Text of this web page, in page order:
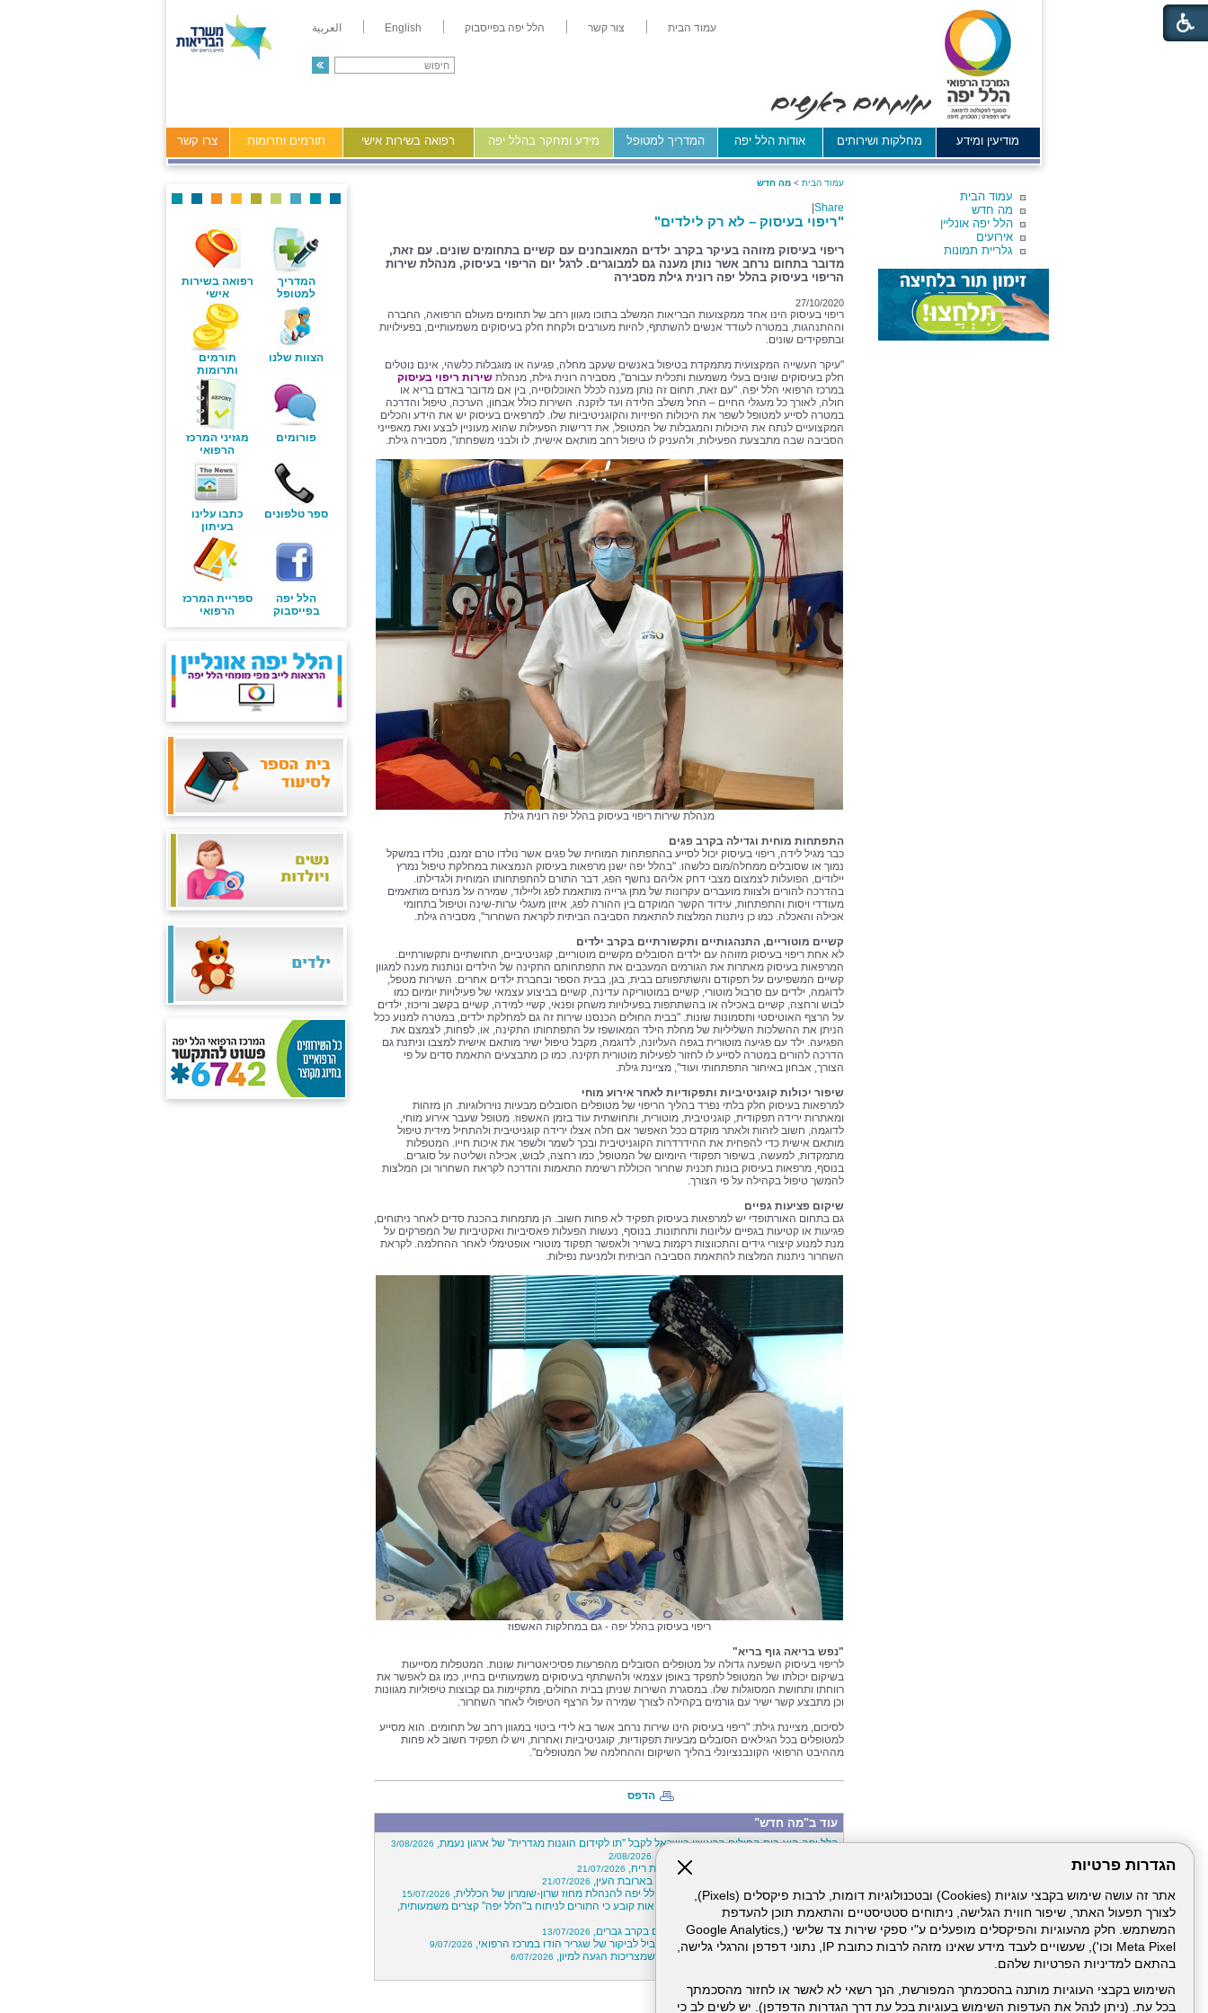
הגדרות פרטיות
אתר זה עושה שימוש בקבצי עוגיות (Cookies) ובטכנולוגיות דומות, לרבות פיקסלים (Pixels),
לצורך תפעול האתר, שיפור חווית הגלישה, ניתוחים סטטיסטיים והתאמת תוכן להעדפת
המשתמש. חלק מהעוגיות והפיקסלים מופעלים ע"י ספקי שירות צד שלישי (Google Analytics,
Meta Pixel וכו'), שעשויים לעבד מידע שאינו מזהה לרבות כתובת IP, נתוני דפדפן והרגלי גלישה,
בהתאם למדיניות הפרטיות שלהם.
השימוש בקבצי העוגיות מותנה בהסכמתך המפורשת, הנך רשאי לא לאשר או לחזור מהסכמתך
בכל עת. (ניתן לנהל את העדפות השימוש בעוגיות בכל עת דרך הגדרות הדפדפן). יש לשים לב כי
עמוד הבית צור קשר הלל יפה בפייסבוק English العربية
מודיעין ומידע מחלקות ושירותים אודות הלל יפה המדריך למטופל מידע ומחקר בהלל יפה רפואה בשירות אישי תורמים ותרומות צרו קשר
עמוד הבית
מה חדש
הלל יפה אונליין
אירועים
גלריית תמונות
עמוד הבית > מה חדש
Share
"ריפוי בעיסוק – לא רק לילדים"
ריפוי בעיסוק מזוהה בעיקר בקרב ילדים המאובחנים עם קשיים בתחומים שונים. עם זאת,
מדובר בתחום נרחב אשר נותן מענה גם למבוגרים. לרגל יום הריפוי בעיסוק, מנהלת שירות
הריפוי בעיסוק בהלל יפה רונית גילת מסבירה
27/10/2020
ריפוי בעיסוק הינו אחד ממקצועות הבריאות המשלב בתוכו מגוון רחב של תחומים מעולם הרפואה, החברה
וההתנהגות, במטרה לעודד אנשים להשתתף, להיות מעורבים ולקחת חלק בעיסוקים משמעותיים, בפעילויות
ובתפקידים שונים.
"עיקר העשייה המקצועית מתמקדת בטיפול באנשים שעקב מחלה, פגיעה או מוגבלות כלשהי, אינם נוטלים
חלק בעיסוקים שונים בעלי משמעות ותכלית עבורם", מסבירה רונית גילת, מנהלת שירות ריפוי בעיסוק
במרכז הרפואי הלל יפה. "עם זאת, תחום זה נותן מענה לכלל האוכלוסייה, בין אם מדובר באדם בריא או
חולה, לאורך כל מעגלי החיים – החל משלב הלידה ועד לזקנה. השירות כולל אבחון, הערכה, טיפול והדרכה
במטרה לסייע למטופל לשפר את היכולות הפיזיות והקוגניטיביות שלו. למרפאים בעיסוק יש את הידע והכלים
המקצועיים לנתח את היכולות והמגבלות של המטופל, את דרישות הפעילות שהוא מעוניין לבצע ואת מאפייני
הסביבה שבה מתבצעת הפעילות, ולהעניק לו טיפול רחב מותאם אישית, לו ולבני משפחתו", מסבירה גילת.
מנהלת שירות ריפוי בעיסוק בהלל יפה רונית גילת
התפתחות מוחית וגדילה בקרב פגים
כבר מגיל לידה, ריפוי בעיסוק יכול לסייע בהתפתחות המוחית של פגים אשר נולדו טרם זמנם, נולדו במשקל
נמוך או שסובלים ממחלה/מום כלשהו. "בהלל יפה ישנן מרפאות בעיסוק הנמצאות במחלקת טיפול נמרץ
יילודים, הפועלות לצמצום מצבי דחק אליהם נחשף הפג, דבר התורם להתפתחותו המוחית ולגדילתו.
בהדרכה להורים ולצוות מועברים עקרונות של מתן גרייה מותאמת לפג וליילוד, שמירה על מנחים מותאמים
מעודדי ויסות והתפתחות, עידוד הקשר המוקדם בין ההורה לפג, איזון מעגלי ערות-שינה וטיפול בתחומי
אכילה והאכלה. כמו כן ניתנות המלצות להתאמת הסביבה הביתית לקראת השחרור", מסבירה גילת.
קשיים מוטוריים, התנהגותיים ותקשורתיים בקרב ילדים
לא אחת ריפוי בעיסוק מזוהה עם ילדים הסובלים מקשיים מוטוריים, קוגניטיביים, תחושתיים ותקשורתיים.
המרפאות בעיסוק מאתרות את הגורמים המעכבים את התפתחותם התקינה של הילדים ונותנות מענה למגוון
קשיים המשפיעים על תפקודם והשתתפותם בבית, בגן, בבית הספר ובחברת ילדים אחרים. השירות מטפל,
לדוגמה, ילדים עם סרבול מוטורי, קשיים במוטוריקה עדינה, קשיים בביצוע עצמאי של פעילויות יומיום כמו
לבוש ורחצה, קשיים באכילה או בהשתתפות בפעילויות משחק ופנאי, קשיי למידה, קשיים בקשב וריכוז, ילדים
על הרצף האוטיסטי ותסמונות שונות. "בבית החולים הכנסנו שירות זה גם למחלקת ילדים, במטרה למנוע ככל
הניתן את ההשלכות השליליות של מחלת הילד המאושפז על התפתחותו התקינה, או, לפחות, לצמצם את
הפגיעה. ילד עם פגיעה מוטורית בגפה העליונה, לדוגמה, מקבל טיפול ישיר מותאם אישית למצבו וניתנת גם
הדרכה להורים במטרה לסייע לו לחזור לפעילות מוטורית תקינה. כמו כן מתבצעים התאמת סדים על פי
הצורך, אבחון באיחור התפתחותי ועוד", מציינת גילת.
שיפור יכולות קוגניטיביות ותפקודיות לאחר אירוע מוחי
למרפאות בעיסוק חלק בלתי נפרד בהליך הריפוי של מטופלים הסובלים מבעיות נוירולוגיות. הן מזהות
ומאתרות ירידה תפקודית, קוגניטיבית, מוטורית, ותחושתית עוד בזמן האשפוז. מטופל שעבר אירוע מוחי,
לדוגמה, חשוב לזהות ולאתר מוקדם ככל האפשר אם חלה אצלו ירידה קוגניטיבית ולהתחיל מידית טיפול
מותאם אישית כדי להפחית את ההידרדרות הקוגניטיבית ובכך לשמר ולשפר את איכות חייו. המטפלות
מתמקדות, למעשה, בשיפור תפקודי היומיום של המטופל, כמו רחצה, לבוש, אכילה ושליטה על סוגרים.
בנוסף, מרפאות בעיסוק בונות תכנית שחרור הכוללת רשימת התאמות והדרכה לקראת השחרור וכן המלצות
להמשך טיפול בקהילה על פי הצורך.
שיקום פציעות גפיים
גם בתחום האורתופדי יש למרפאות בעיסוק תפקיד לא פחות חשוב. הן מתמחות בהכנת סדים לאחר ניתוחים,
פגיעות או קטיעות בגפיים עליונות ותחתונות. בנוסף, נעשות הפעלות פאסיביות ואקטיביות של המפרקים על
מנת למנוע קיצורי גידים והתכווצות רקמות בשריר ולאפשר תפקוד מוטורי אופטימלי לאחר ההחלמה. לקראת
השחרור ניתנות המלצות להתאמת הסביבה הביתית ולמניעת נפילות.
ריפוי בעיסוק בהלל יפה - גם במחלקות האשפוז
"נפש בריאה גוף בריא"
לריפוי בעיסוק השפעה גדולה על מטופלים הסובלים מהפרעות פסיכיאטריות שונות. המטפלות מסייעות
בשיקום יכולתו של המטופל לתפקד באופן עצמאי ולהשתתף בעיסוקים משמעותיים בחייו, כמו גם לאפשר את
רווחתו ותחושת המסוגלות שלו. במסגרת השירות שניתן בבית החולים, מתקיימות גם קבוצות טיפוליות מגוונות
וכן מתבצע קשר ישיר עם גורמים בקהילה לצורך שמירה על הרצף הטיפולי לאחר השחרור.
לסיכום, מציינת גילת: "ריפוי בעיסוק הינו שירות נרחב אשר בא לידי ביטוי במגוון רחב של תחומים. הוא מסייע
למטופלים בכל הגילאים הסובלים מבעיות תפקודיות, קוגניטיביות ואחרות, ויש לו תפקיד חשוב לא פחות
מההיבט הרפואי הקונבנציונלי בהליך השיקום וההחלמה של המטופלים".
הדפס
עוד ב"מה חדש"
הלל יפה הוא בית החולים הראשון בישראל לקבל "תו לקידום הוגנות מגדרית" של ארגון נעמת, 3/08/2026
סבב מינויי בכירים במרכז הרפואי הלל יפה, 2/08/2026
פרויקט "קרוב ללב"- חיבוק מרחוק באמצעות ריח, 21/07/2026
הגלישה הסתיימה בשני שברים באף ושבר בארובת העין, 21/07/2026
מפגש הנהלות מוצלח בין המרכז הרפואי הלל יפה להנהלת מחוז שרון-שומרון של הכללית, 15/07/2026
צריכים לעבור ניתוח? דו"ח של משרד הבריאות קובע כי התורים לניתוח ב"הלל יפה" קצרים משמעותית,
15/07/2026
לא רק נשים: עלייה במספר ניתוחי עפעפיים בקרב גברים, 13/07/2026
מחקר על יוגה וחוסן שבוצע ב"הלל יפה" הוביל לביקור של שגריר הודו במרכז הרפואי, 9/07/2026
חופשת הקיץ כבר כאן: אלה חמש הסכנות שמצריכות הגעה למיון, 6/07/2026
המדריך
למטופל
רפואה בשירות
אישי
הצוות שלנו
תורמים
ותרומות
פורומים
מגזיני המרכז
הרפואי
ספר טלפונים
כתבו עלינו
בעיתון
הלל יפה
בפייסבוק
ספריית המרכז
הרפואי